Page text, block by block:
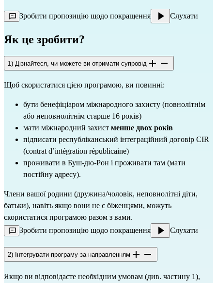
Зробити пропозицію щодо покращення Слухати
Як це зробити?
1) Дізнайтеся, чи можете ви отримати супровід
Щоб скористатися цією програмою, ви повинні:
бути бенефіціаром міжнародного захисту (повнолітнім
або неповнолітнім старше 16 років)
мати міжнародний захист менше двох років
підписати республіканський інтеграційний договір CIR
(contrat d’intégration républicaine)
проживати в Буш-дю-Рон і проживати там (мати
постійну адресу).
Члени вашої родини (дружина/чоловік, неповнолітні діти,
батьки), навіть якщо вони не є біженцями, можуть
скористатися програмою разом з вами.
Зробити пропозицію щодо покращення
Слухати
2) Інтегрувати програму за направленням
Якщо ви відповідаєте необхідним умовам (див. частину 1),